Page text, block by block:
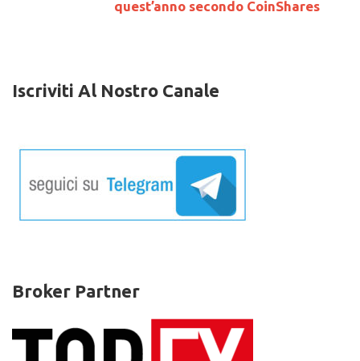
Ripple
quest’anno secondo CoinShares
Iscriviti Al Nostro Canale
Broker Partner